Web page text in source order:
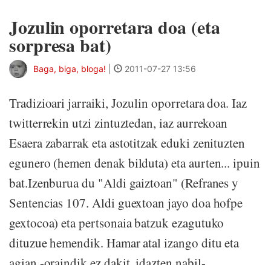
Jozulin oporretara doa (eta
sorpresa bat)
Baga, biga, bloga! 2011-07-27 13:56
Tradizioari jarraiki, Jozulin oporretara doa. Iaz
twitterrekin utzi zintuztedan, iaz aurrekoan
Esaera zabarrak eta astotitzak eduki zenituzten
egunero (hemen denak bilduta) eta aurten... ipuin
bat.Izenburua du "Aldi gaiztoan" (Refranes y
Sentencias 107. Aldi guextoan jayo doa hofpe
gextocoa) eta pertsonaia batzuk ezagutuko
dituzue hemendik. Hamar atal izango ditu eta